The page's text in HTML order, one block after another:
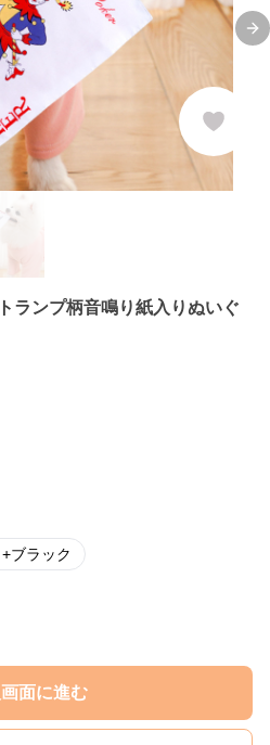
ランプ柄音鳴り紙入りぬいぐ
ブラック
面に進む